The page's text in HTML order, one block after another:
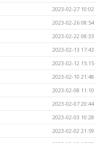
2023-02-27 10:02
2023-02-26 08:54
2023-02-22 08:33
2023-02-13 17:43
2023-02-12 15:15
2023-02-10 21:48
2023-02-08 11:10
2023-02-07 20:44
2023-02-03 10:28
2023-02-02 21:59